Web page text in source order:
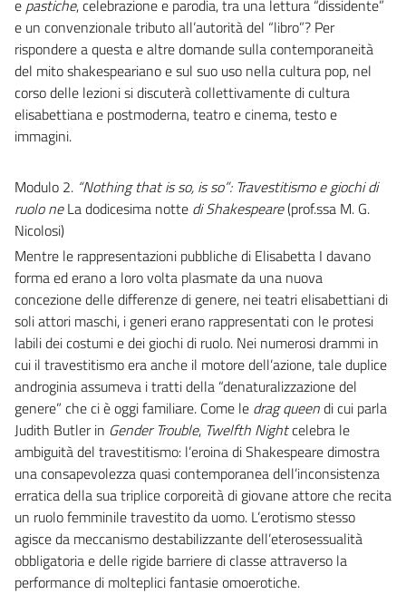
e pastiche, celebrazione e parodia, tra una lettura “dissidente”
e un convenzionale tributo all’autorità del “libro”? Per
rispondere a questa e altre domande sulla contemporaneità
del mito shakespeariano e sul suo uso nella cultura pop, nel
corso delle lezioni si discuterà collettivamente di cultura
elisabettiana e postmoderna, teatro e cinema, testo e
immagini.
Modulo 2. “Nothing that is so, is so”: Travestitismo e giochi di
ruolo neLa dodicesima notte di Shakespeare(prof.ssa M. G.
Nicolosi)
Mentre le rappresentazioni pubbliche di Elisabetta I davano
forma ed erano a loro volta plasmate da una nuova
concezione delle differenze di genere, nei teatri elisabettiani di
soli attori maschi, i generi erano rappresentati con le protesi
labili dei costumi e dei giochi di ruolo. Nei numerosi drammi in
cui il travestitismo era anche il motore dell’azione, tale duplice
androginia assumeva i tratti della “denaturalizzazione del
genere” che ci è oggi familiare. Come le drag queendi cui parla
Judith Butler in Gender Trouble, Twelfth Nightcelebra le
ambiguità del travestitismo: l’eroina di Shakespeare dimostra
una consapevolezza quasi contemporanea dell’inconsistenza
erratica della sua triplice corporeità di giovane attore che recita
un ruolo femminile travestito da uomo. L’erotismo stesso
agisce da meccanismo destabilizzante dell’eterosessualità
obbligatoria e delle rigide barriere di classe attraverso la
performance di molteplici fantasie omoerotiche.